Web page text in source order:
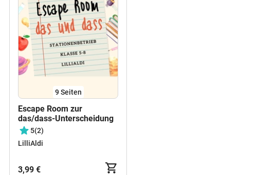
9Seiten
Escape Room zur
das/dass-Unterscheidung
5(2)
LilliAldi
3,99 €